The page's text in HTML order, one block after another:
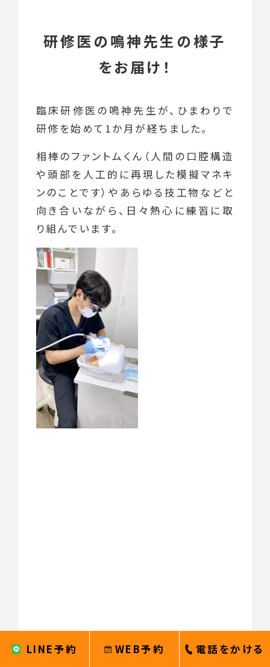
研修医の鳴神先生の様子
をお届け！
臨床研修医の鳴神先生が、ひまわりで
研修を始めて1か月が経ちました。
相棒のファントムくん（人間の口腔構造
や頭部を人工的に再現した模擬マネキ
ンのことです）やあらゆる技工物などと
向き合いながら、日々熱心に練習に取
り組んでいます。
LINE予約 WEB予約 電話をかける